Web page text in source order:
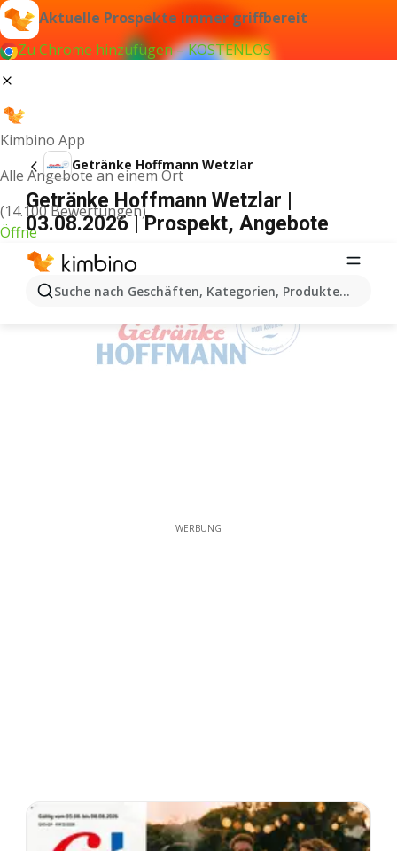
Aktuelle Prospekte immer griffbereit
Zu Chrome hinzufügen – KOSTENLOS
Kimbino App
Alle Angebote an einem Ort
(14.100 Bewertungen)
Öffne
Suche nach Geschäften, Kategorien, Produkten...
Getränke Hoffmann Wetzlar
Getränke Hoffmann Wetzlar |
03.08.2026 | Prospekt, Angebote
WERBUNG